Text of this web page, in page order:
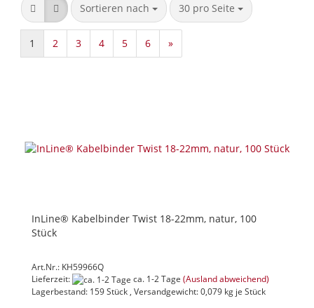
Sortieren nach
Sortieren nach 30 pro Seite
pro Seite
1 2 3 4 5 6 »
InLine® Kabelbinder Twist 18-22mm, natur, 100
Stück
Art.Nr.: KH59966Q
Lieferzeit:
ca. 1-2 Tage (Ausland abweichend)
Lagerbestand: 159 Stück , Versandgewicht:0,079 kg je Stück